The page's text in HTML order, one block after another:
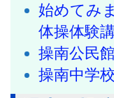
始めてみ
体操体験
操南公民
操南中学